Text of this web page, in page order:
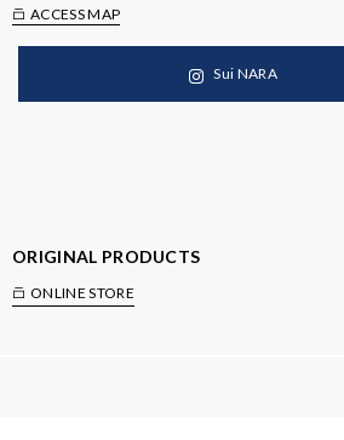
ACCESS MAP
Sui NARA
ORIGINAL PRODUCTS
ONLINE STORE